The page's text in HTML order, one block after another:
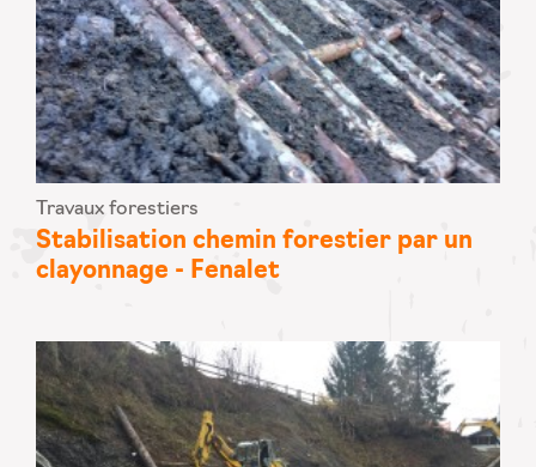
Travaux forestiers
Stabilisation chemin forestier par un
clayonnage - Fenalet